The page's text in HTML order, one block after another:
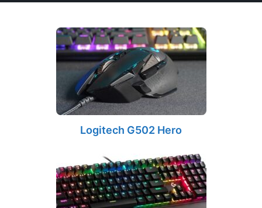
Logitech G502 Hero